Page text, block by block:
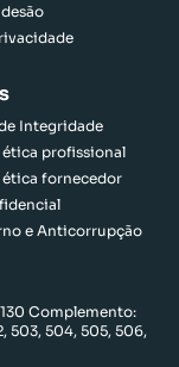
Integridade
profissional
fornecedor
e Anticorrupção
130 Complemento:
503, 504, 505, 506,